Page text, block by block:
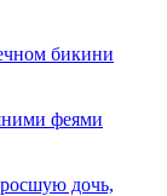
бикини
феями
дочь,